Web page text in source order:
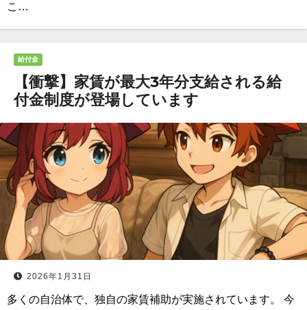
こ…
給付金
【衝撃】家賃が最大3年分支給される給
付金制度が登場しています
2026年1月31日
多くの自治体で、独自の家賃補助が実施されています。 今